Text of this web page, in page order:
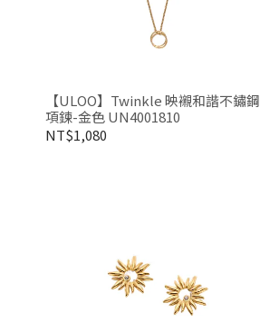
【ULOO】Twinkle 映襯和諧不鏽鋼
項鍊-金色 UN4001810
NT$1,080